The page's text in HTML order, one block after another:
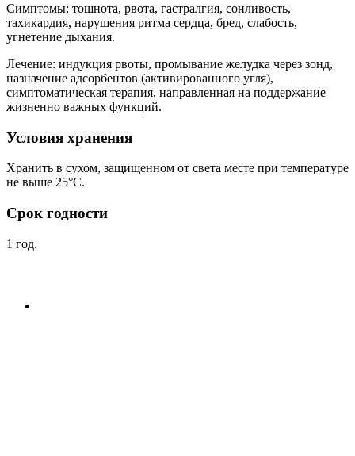
Симптомы: тошнота, рвота, гастралгия, сонливость,
тахикардия, нарушения ритма сердца, бред, слабость,
угнетение дыхания.
Лечение: индукция рвоты, промывание желудка через зонд,
назначение адсорбентов (активированного угля),
симптоматическая терапия, направленная на поддержание
жизненно важных функций.
Условия хранения
Хранить в сухом, защищенном от света месте при температуре
не выше 25°С.
Срок годности
1 год.